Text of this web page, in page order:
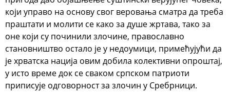
који управо на основу свог веровања сматра да треба
праштати и молити се како за душе жртава, тако за
оне који су починили злочине, православно
становништво остало је у недоумици, примећујући да
је хрватска нација овим добила колективни опроштај,
у исто време док се сваком српском патриоти
приписује одговорност за злочин у Сребрници.